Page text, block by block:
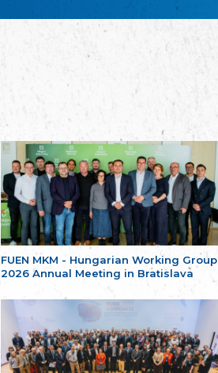
FUEN MKM - Hungarian Working Group
2026 Annual Meeting in Bratislava